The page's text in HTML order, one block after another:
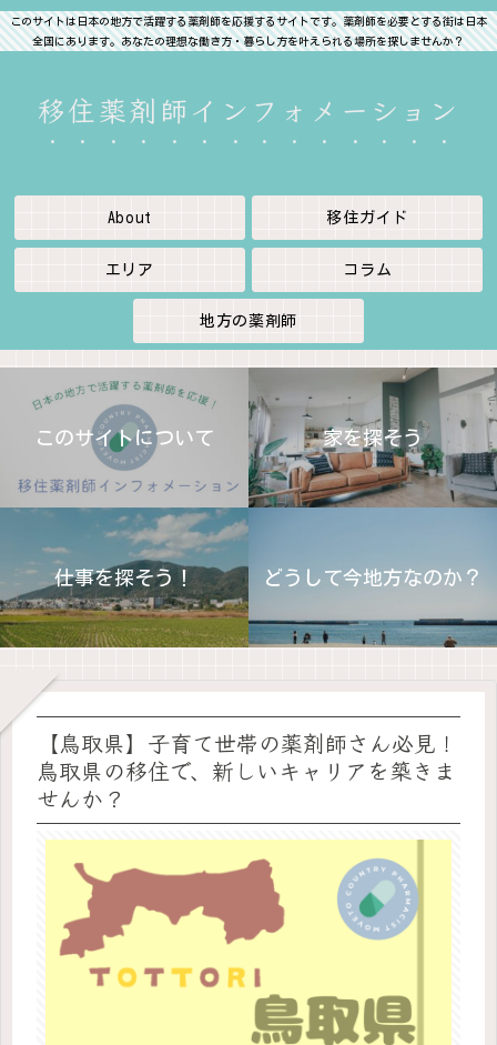
このサイトは日本の地方で活躍する薬剤師を応援するサイトです。薬剤師を必要とする街は日本
全国にあります。あなたの理想な働き方・暮らし方を叶えられる場所を探しませんか？
移住薬剤師インフォメーション
About 移住ガイド
エリア コラム
地方の薬剤師
このサイトについて 家を探そう
仕事を探そう！ どうして今地方なのか？
【鳥取県】子育て世帯の薬剤師さん必見！
鳥取県の移住で、新しいキャリアを築きま
せんか？